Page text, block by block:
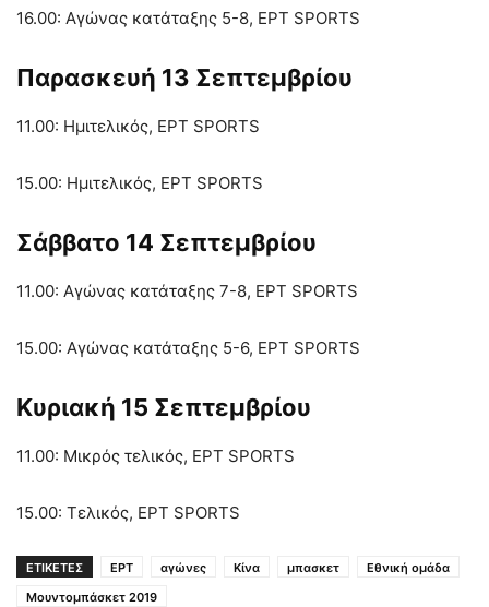
16.00: Αγώνας κατάταξης 5-8, ΕΡΤ SPORTS
Παρασκευή 13 Σεπτεμβρίου
11.00: Ημιτελικός, ΕΡΤ SPORTS
15.00: Ημιτελικός, ΕΡΤ SPORTS
Σάββατο 14 Σεπτεμβρίου
11.00: Αγώνας κατάταξης 7-8, ΕΡΤ SPORTS
15.00: Αγώνας κατάταξης 5-6, ΕΡΤ SPORTS
Κυριακή 15 Σεπτεμβρίου
11.00: Μικρός τελικός, ΕΡΤ SPORTS
15.00: Τελικός, ΕΡΤ SPORTS
ΕΤΙΚΕΤΕΣ ΕΡΤ αγώνες Κίνα μπασκετ
Εθνική ομάδα
Μουντομπάσκετ 2019